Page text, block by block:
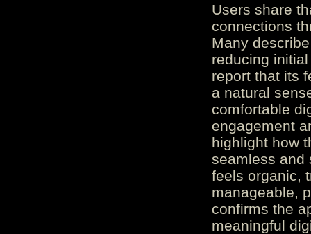
Users share
connections
Many
reducing
report that its
a natural
comfortable
engagement
highlight how
seamless and
feels organic,
manageable,
confirms the
meaningful